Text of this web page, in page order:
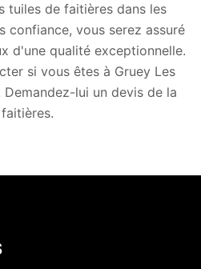
tuiles de faitières dans les
confiance, vous serez assuré
d'une qualité exceptionnelle.
si vous êtes à Gruey Les
lui un devis de la